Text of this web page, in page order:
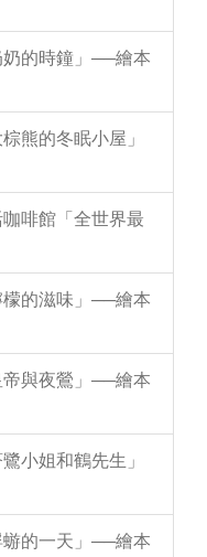
的時鐘」──繪本
熊的冬眠小屋」
啡館「全世界最
的滋味」──繪本
與夜鶯」──繪本
小姐和鶴先生」
的一天」──繪本